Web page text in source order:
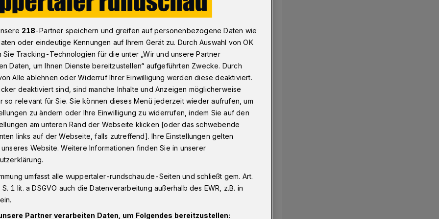
Wuppertaler Feuerwehr löscht brennende Gartenlaube​
brennende
Feuerwehr musste am Freitagabend
Gartenlaube in der August-
218-Partner speichern und greifen auf personenbezogene Daten wie
oder eindeutige Kennungen auf Ihrem Gerät zu. Durch Auswahl von OK
Sie Tracking-Technologien für die unter „Wir und unsere Partner
Daten, um Ihnen Dienste bereitzustellen“ aufgeführten Zwecke. Durch
Alle ablehnen oder Widerruf Ihrer Einwilligung werden diese deaktiviert.
deaktiviert sind, sind manche Inhalte und Anzeigen möglicherweise
so relevant für Sie. Sie können dieses Menü jederzeit wieder aufrufen, um
zu ändern oder Ihre Einwilligung zu widerrufen, indem Sie auf den
am unteren Rand der Webseite klicken [oder das schwebende
links auf der Webseite, falls zutreffend]. Ihre Einstellungen gelten
Website. Weitere Informationen finden Sie in unserer
umfasst alle wuppertaler-rundschau.de-Seiten und schließt gem. Art.
1 lit. a DSGVO auch die Datenverarbeitung außerhalb des EWR, z.B. in
Partner verarbeiten Daten, um Folgendes bereitzustellen: